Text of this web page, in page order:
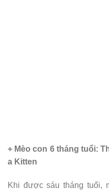
+ Mèo con 6 tháng tuổi:
a Kitten
Khi được sáu tháng tuổi,